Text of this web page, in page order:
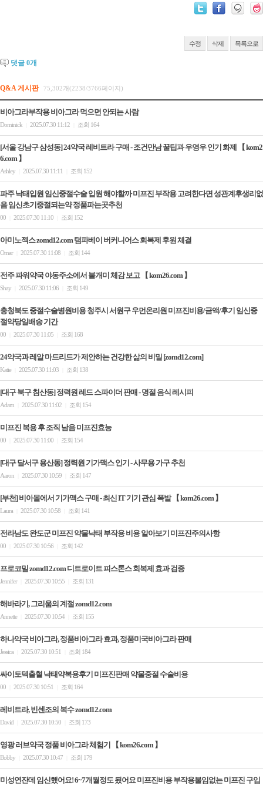
수정 삭제 목록으로
댓글 0개
Q&A 게시판 75,302개(2238/3766페이지)
비아그라부작용 비아그라 먹으면 안되는 사람
Dominick 2025.07.30 11:12 조회 164
[서울 강남구 삼성동] 24약국 레비트라 구매 - 조건만남 꿀팁과 우영우 인기 화제 【 kom2
6.com 】
Ashley 2025.07.30 11:11 조회 152
파주 낙태입원 임신중절수술 입원 해야할까 미프진 부작용 고려한다면 성관계후생리없
음 임신초기중절되는약 정품파는곳추천
00 2025.07.30 11:10 조회 152
아미노젝스 zomd12.com 탬파베이 버커니어스 회복제 후원 체결
Omar 2025.07.30 11:08 조회 144
전주 파워약국 야동주소에서 불개미 체감 보고 【 kom26.com 】
Shay 2025.07.30 11:06 조회 149
충청북도 중절수술병원비용 청주시 서원구 우먼온리원 미프진비용/금액/후기 임신중
절약당일배송 기간
00 2025.07.30 11:05 조회 168
24약국과 레알 마드리드가 제안하는 건강한 삶의 비밀 [zomd12.com]
Katie 2025.07.30 11:03 조회 138
[대구 북구 침산동] 정력원 레드 스파이더 판매 - 명절 음식 레시피
Adam 2025.07.30 11:02 조회 154
미프진 복용 후 조직 남음 미프진효능
00 2025.07.30 11:00 조회 154
[대구 달서구 용산동] 정력원 기가맥스 인기 - 사무용 가구 추천
Aaron 2025.07.30 10:59 조회 147
[부천] 비아몰에서 기가맥스 구매 - 최신 IT 기기 관심 폭발 【 kom26.com 】
Laura 2025.07.30 10:58 조회 141
전라남도 완도군 미프진 약물낙태 부작용 비용 알아보기 미­프진주의사항
00 2025.07.30 10:56 조회 142
프로코밀 zomd12.com 디트로이트 피스톤스 회복제 효과 검증
Jennifer 2025.07.30 10:55 조회 131
해바라기, 그리움의 계절 zomd12.com
Annette 2025.07.30 10:54 조회 155
하나약국 비아그라, 정품비아그라 효과, 정품미국비아그라 판매
Jessica 2025.07.30 10:51 조회 184
싸이토텍출혈 낙태약복용후기 미프진판매 약물중절 수술비용
00 2025.07.30 10:51 조회 164
레비트라, 빈센조의 복수 zomd12.com
David 2025.07.30 10:50 조회 173
영광 러브약국 정품 비아그라 체험기 【 kom26.com 】
Bobby 2025.07.30 10:47 조회 179
미성연잔데 임신했어요! 6~7개월정도 됬어요 미프진비용 부작용불임없는 미프진 구입